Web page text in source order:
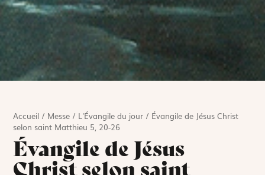
Accueil / Messe / L'Évangile du jour / Évangile de Jésus Christ
selon saint Matthieu 5, 20-26
Évangile de Jésus
Christ selon saint